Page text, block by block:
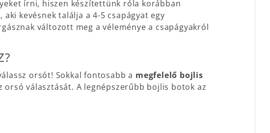
írni, hiszen készítettünk róla korábban
aki kevésnek találja a 4-5 csapágyat egy
változott meg a véleménye a csapágyakról
orsót! Sokkal fontosabb a megfelelő bojlis
választását. A legnépszerűbb bojlis botok az